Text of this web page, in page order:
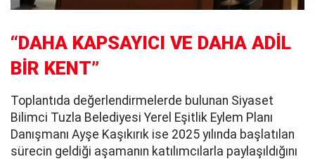
“DAHA KAPSAYICI VE DAHA ADİL
BİR KENT”
Toplantıda değerlendirmelerde bulunan Siyaset
Bilimci Tuzla Belediyesi Yerel Eşitlik Eylem Planı
Danışmanı Ayşe Kaşıkırık ise 2025 yılında başlatılan
sürecin geldiği aşamanın katılımcılarla paylaşıldığını